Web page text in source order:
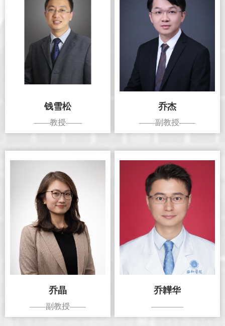
钱雪松
——教授——
乔杰
——副教授——
乔晶
——副教授——
乔韡华
————